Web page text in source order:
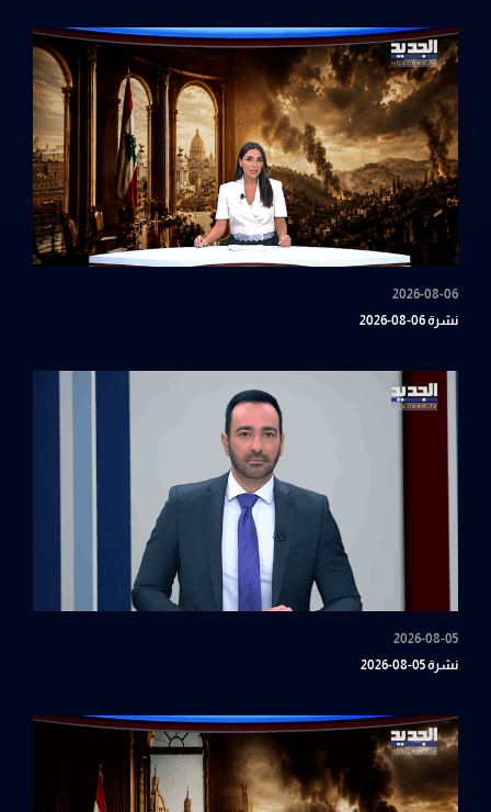
2026-08-06
نشرة 06-08-2026
2026-08-05
نشرة 05-08-2026